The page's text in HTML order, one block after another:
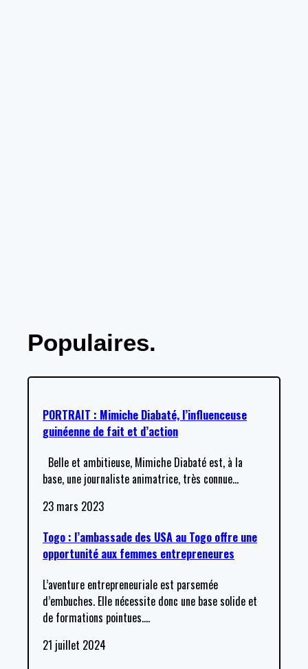
Populaires.
PORTRAIT : Mimiche Diabaté, l’influenceuse
guinéenne de fait et d’action
Belle et ambitieuse, Mimiche Diabaté est, à la
base, une journaliste animatrice, très connue…
23 mars 2023
Togo : l’ambassade des USA au Togo offre une
opportunité aux femmes entrepreneures
L’aventure entrepreneuriale est parsemée
d’embuches. Elle nécessite donc une base solide et
de formations pointues.…
21 juillet 2024